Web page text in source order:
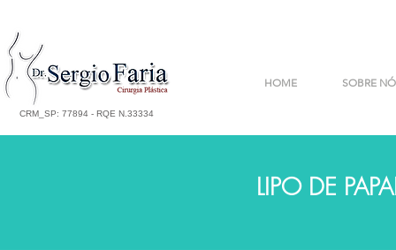
CRM_SP: 77894 - RQE N.33334
HOME SOBRE
LIPO DE